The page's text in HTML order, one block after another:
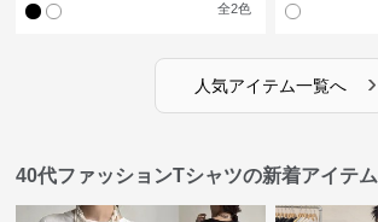
全2色
人気アイテム一覧へ ›
40代ファッションTシャツの新着アイテム